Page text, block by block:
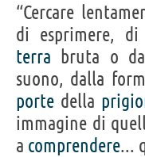
“Cercare
di esprimere,
terra bruta o
suono, dalla
porte della
immagine di
a comprendere...